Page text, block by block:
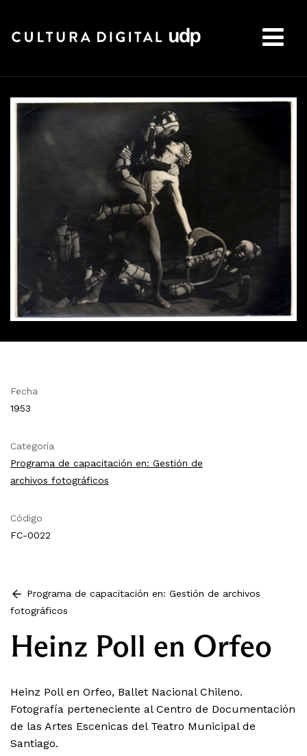
Fecha
1953
Categoría
Programa de capacitación en: Gestión de
archivos fotográficos
Código
FC-0022
Programa de capacitación en: Gestión de archivos
fotográficos
Heinz Poll en Orfeo
Heinz Poll en Orfeo, Ballet Nacional Chileno.
Fotografía perteneciente al Centro de Documentación
de las Artes Escenicas del Teatro Municipal de
Santiago.